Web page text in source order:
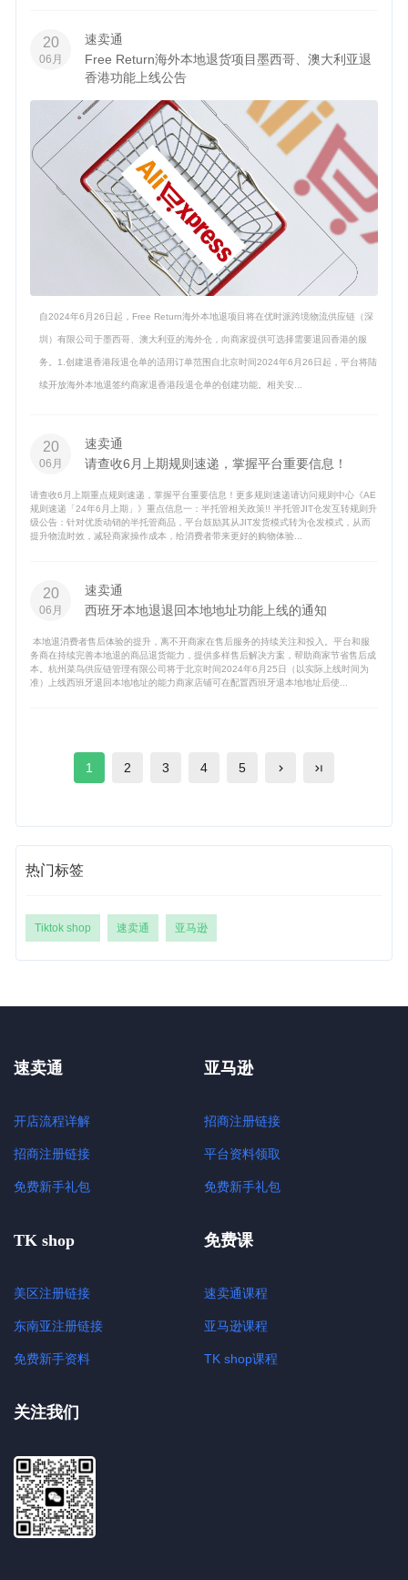
20
06月
速卖通
Free Return海外本地退货项目墨西哥、澳大利亚退
香港功能上线公告
自2024年6月26日起，Free Return海外本地退项目将在优时派跨境物流供应链（深
圳）有限公司于墨西哥、澳大利亚的海外仓，向商家提供可选择需要退回香港的服
务。1.创建退香港段退仓单的适用订单范围自北京时间2024年6月26日起，平台将陆
续开放海外本地退签约商家退香港段退仓单的创建功能。相关安...
20
06月
速卖通
请查收6月上期规则速递，掌握平台重要信息！
请查收6月上期重点规则速递，掌握平台重要信息！更多规则速递请访问规则中心《AE
规则速递「24年6月上期」》重点信息一：半托管相关政策!! 半托管JIT仓发互转规则升
级公告：针对优质动销的半托管商品，平台鼓励其从JIT发货模式转为仓发模式，从而
提升物流时效，减轻商家操作成本，给消费者带来更好的购物体验...
20
06月
速卖通
西班牙本地退退回本地地址功能上线的通知
本地退消费者售后体验的提升，离不开商家在售后服务的持续关注和投入。平台和服
务商在持续完善本地退的商品退货能力，提供多样售后解决方案，帮助商家节省售后成
本。杭州菜鸟供应链管理有限公司将于北京时间2024年6月25日（以实际上线时间为
准）上线西班牙退回本地地址的能力商家店铺可在配置西班牙退本地地址后使...
1 2 3 4 5
热门标签
Tiktok shop 速卖通 亚马逊
速卖通
开店流程详解
招商注册链接
免费新手礼包
亚马逊
招商注册链接
平台资料领取
免费新手礼包
TK shop
美区注册链接
东南亚注册链接
免费新手资料
免费课
速卖通课程
亚马逊课程
TK shop课程
关注我们